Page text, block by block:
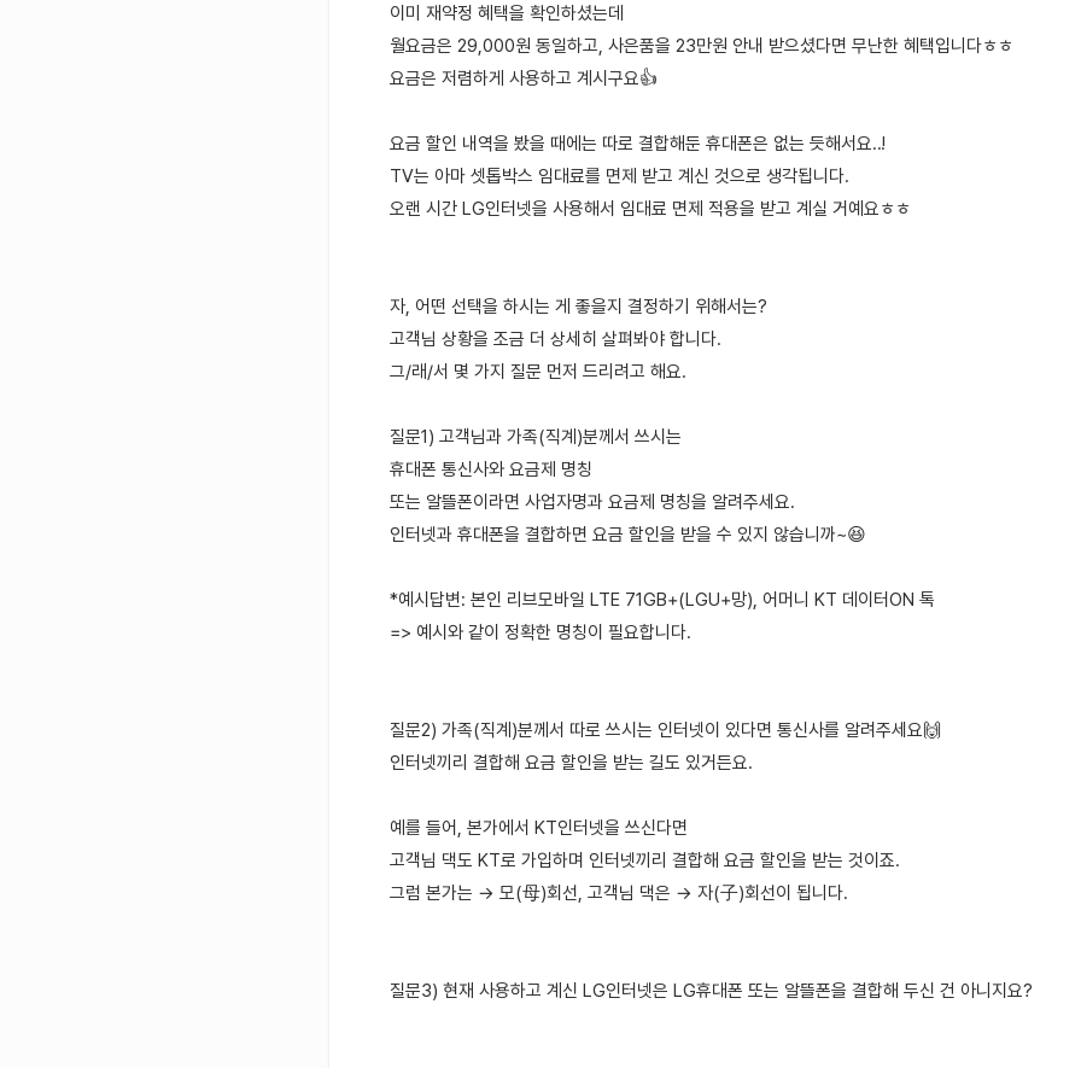
이미 재약정 혜택을 확인하셨는데
월요금은 29,000원 동일하고, 사은품을 23만원 안내 받으셨다면 무난한 혜택입니다ㅎㅎ
요금은 저렴하게 사용하고 계시구요👍
요금 할인 내역을 봤을 때에는 따로 결합해둔 휴대폰은 없는 듯해서요..!
TV는 아마 셋톱박스 임대료를 면제 받고 계신 것으로 생각됩니다.
오랜 시간 LG인터넷을 사용해서 임대료 면제 적용을 받고 계실 거예요ㅎㅎ
자, 어떤 선택을 하시는 게 좋을지 결정하기 위해서는?
고객님 상황을 조금 더 상세히 살펴봐야 합니다.
그/래/서 몇 가지 질문 먼저 드리려고 해요.
질문1) 고객님과 가족(직계)분께서 쓰시는
휴대폰 통신사와 요금제 명칭
또는 알뜰폰이라면 사업자명과 요금제 명칭을 알려주세요.
인터넷과 휴대폰을 결합하면 요금 할인을 받을 수 있지 않습니까~😆
*예시답변: 본인 리브모바일 LTE 71GB+(LGU+망), 어머니 KT 데이터ON 톡
=> 예시와 같이 정확한 명칭이 필요합니다.
질문2) 가족(직계)분께서 따로 쓰시는 인터넷이 있다면 통신사를 알려주세요🙌
인터넷끼리 결합해 요금 할인을 받는 길도 있거든요.
예를 들어, 본가에서 KT인터넷을 쓰신다면
고객님 댁도 KT로 가입하며 인터넷끼리 결합해 요금 할인을 받는 것이죠.
그럼 본가는 → 모(母)회선, 고객님 댁은 → 자(子)회선이 됩니다.
질문3) 현재 사용하고 계신 LG인터넷은 LG휴대폰 또는 알뜰폰을 결합해 두신 건 아니지요?